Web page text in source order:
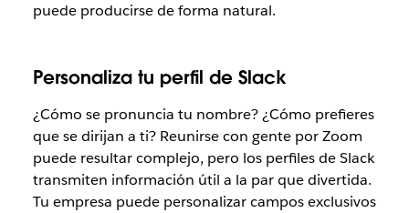
puede producirse de forma natural.
Personaliza tu perfil de Slack
¿Cómo se pronuncia tu nombre? ¿Cómo prefieres
que se dirijan a ti? Reunirse con gente por Zoom
puede resultar complejo, pero los perfiles de Slack
transmiten información útil a la par que divertida.
Tu empresa puede personalizar campos exclusivos